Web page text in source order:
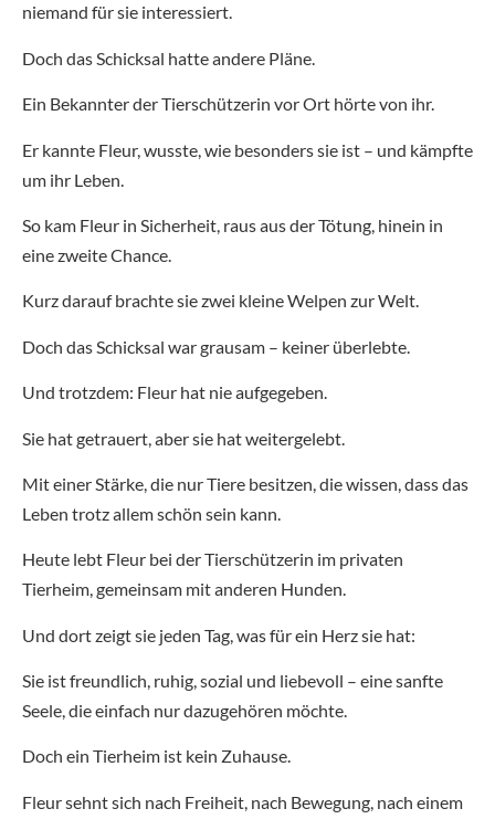
niemand für sie interessiert.
Doch das Schicksal hatte andere Pläne.
Ein Bekannter der Tierschützerin vor Ort hörte von ihr.
Er kannte Fleur, wusste, wie besonders sie ist – und kämpfte
um ihr Leben.
So kam Fleur in Sicherheit, raus aus der Tötung, hinein in
eine zweite Chance.
Kurz darauf brachte sie zwei kleine Welpen zur Welt.
Doch das Schicksal war grausam – keiner überlebte.
Und trotzdem: Fleur hat nie aufgegeben.
Sie hat getrauert, aber sie hat weitergelebt.
Mit einer Stärke, die nur Tiere besitzen, die wissen, dass das
Leben trotz allem schön sein kann.
Heute lebt Fleur bei der Tierschützerin im privaten
Tierheim, gemeinsam mit anderen Hunden.
Und dort zeigt sie jeden Tag, was für ein Herz sie hat:
Sie ist freundlich, ruhig, sozial und liebevoll – eine sanfte
Seele, die einfach nur dazugehören möchte.
Doch ein Tierheim ist kein Zuhause.
Fleur sehnt sich nach Freiheit, nach Bewegung, nach einem